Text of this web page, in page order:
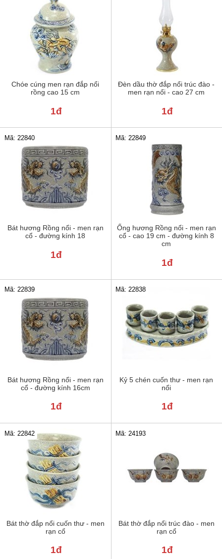
Chóe cúng men rạn đắp nổi
rồng cao 15 cm
1đ
Đèn dầu thờ đắp nổi trúc đào -
men rạn nổi - cao 27 cm
1đ
Bát hương Rồng nổi - men rạn
cổ - đường kính 18
Mã: 22840
1đ
Ống hương Rồng nổi - men rạn
cổ - cao 19 cm - đường kính 8
cm
Mã: 22849
1đ
Bát hương Rồng nổi - men rạn
cổ - đường kính 16cm
Mã: 22839
1đ
Kỷ 5 chén cuốn thư - men rạn
nổi
Mã: 22838
1đ
Bát thờ đắp nổi cuốn thư - men
rạn cổ
Mã: 22842
1đ
Bát thờ đắp nổi trúc đào - men
rạn cổ
Mã: 24193
1đ